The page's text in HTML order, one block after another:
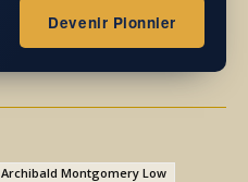
Devenir Pionnier
Archibald Montgomery Low